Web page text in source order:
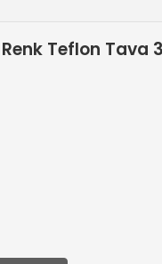
Teflon Tava